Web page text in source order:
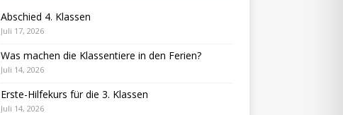
Abschied 4. Klassen
Juli 17, 2026
Was machen die Klassentiere in den Ferien?
Juli 14, 2026
Erste-Hilfekurs für die 3. Klassen
Juli 14, 2026